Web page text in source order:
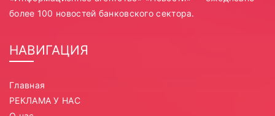
более 100 новостей банковского сектора.
НАВИГАЦИЯ
Главная
РЕКЛАМА У НАС